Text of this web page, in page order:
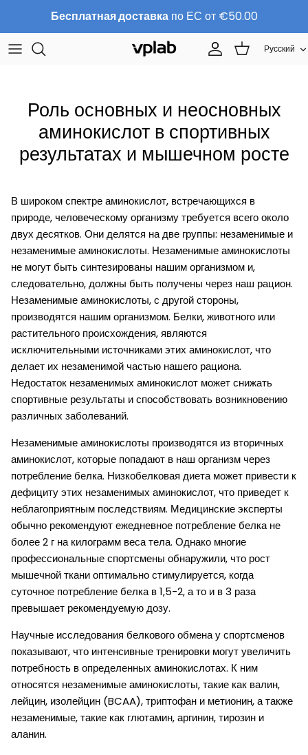
содержанию
Бесплатная доставкапо ЕС от €50.00
Русский
КОМПЛЕКТЫ
Протеин
Для красоты
О нас
ВАКАНСИИ
Контакты
Роль основных и неосновных
аминокислот в спортивных
результатах и мышечном росте
В широком спектре аминокислот, встречающихся в
природе, человеческому организму требуется всего около
двух десятков. Они делятся на две группы: незаменимые и
незаменимые аминокислоты. Незаменимые аминокислоты
не могут быть синтезированы нашим организмом и,
следовательно, должны быть получены через наш рацион.
Незаменимые аминокислоты, с другой стороны,
производятся нашим организмом. Белки, животного или
растительного происхождения, являются
исключительными источниками этих аминокислот, что
делает их незаменимой частью нашего рациона.
Недостаток незаменимых аминокислот может снижать
спортивные результаты и способствовать возникновению
различных заболеваний.
Незаменимые аминокислоты производятся из вторичных
аминокислот, которые попадают в наш организм через
потребление белка. Низкобелковая диета может привести к
дефициту этих незаменимых аминокислот, что приведет к
неблагоприятным последствиям. Медицинские эксперты
обычно рекомендуют ежедневное потребление белка не
более 2 г на килограмм веса тела. Однако многие
профессиональные спортсмены обнаружили, что рост
мышечной ткани оптимально стимулируется, когда
суточное потребление белка в 1,5-2, а то и в 3 раза
превышает рекомендуемую дозу.
Научные исследования белкового обмена у спортсменов
показывают, что интенсивные тренировки могут увеличить
потребность в определенных аминокислотах. К ним
относятся незаменимые аминокислоты, такие как валин,
лейцин, изолейцин (BCAA), триптофан и метионин, а также
незаменимые, такие как глютамин, аргинин, тирозин и
аланин.